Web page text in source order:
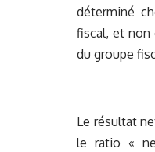
déterminé
fiscal, et non
du groupe
Le résultat
le ratio «